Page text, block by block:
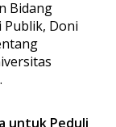
Bidang
Doni
untuk Peduli